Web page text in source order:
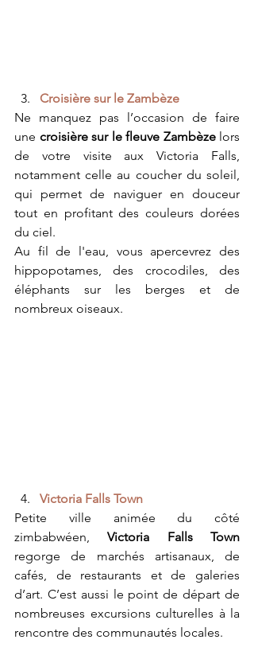
Croisière sur le Zambèze
Ne manquez pas l’occasion de faire
une croisière sur le fleuve Zambèze lors
de votre visite aux Victoria Falls,
notamment celle au coucher du soleil,
qui permet de naviguer en douceur
tout en profitant des couleurs dorées
du ciel.
Au fil de l'eau, vous apercevrez des
hippopotames, des crocodiles, des
éléphants sur les berges et de
nombreux oiseaux.
Victoria Falls Town
Petite ville animée du côté
zimbabwéen, Victoria Falls Town
regorge de marchés artisanaux, de
cafés, de restaurants et de galeries
d’art. C’est aussi le point de départ de
nombreuses excursions culturelles à la
rencontre des communautés locales.